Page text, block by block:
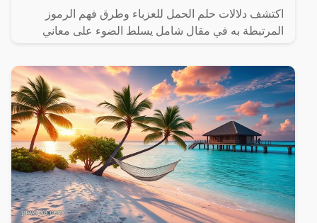
اكتشف دلالات حلم الحمل للعزباء وطرق فهم الرموز
المرتبطة به في مقال شامل يسلط الضوء على معاني